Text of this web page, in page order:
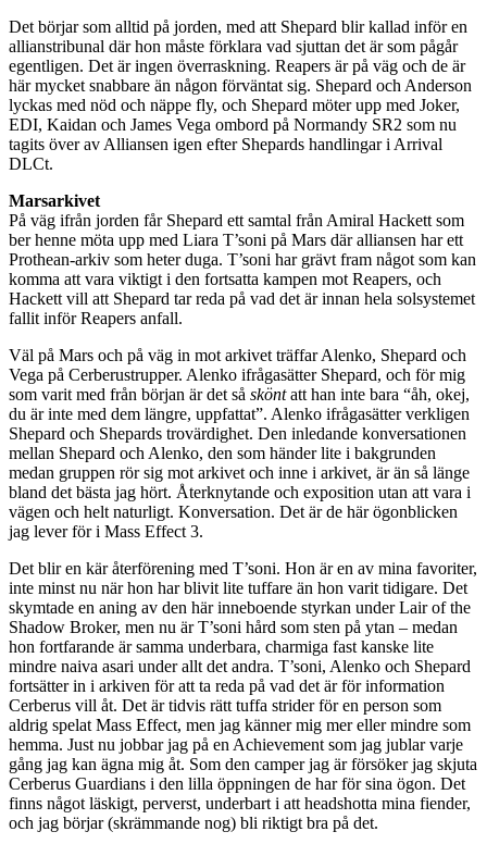
Det börjar som alltid på jorden, med att Shepard blir kallad inför en
allianstribunal där hon måste förklara vad sjuttan det är som pågår
egentligen. Det är ingen överraskning. Reapers är på väg och de är
här mycket snabbare än någon förväntat sig. Shepard och Anderson
lyckas med nöd och näppe fly, och Shepard möter upp med Joker,
EDI, Kaidan och James Vega ombord på Normandy SR2 som nu
tagits över av Alliansen igen efter Shepards handlingar i Arrival
DLCt.
Marsarkivet
På väg ifrån jorden får Shepard ett samtal från Amiral Hackett som
ber henne möta upp med Liara T’soni på Mars där alliansen har ett
Prothean-arkiv som heter duga. T’soni har grävt fram något som kan
komma att vara viktigt i den fortsatta kampen mot Reapers, och
Hackett vill att Shepard tar reda på vad det är innan hela solsystemet
fallit inför Reapers anfall.
Väl på Mars och på väg in mot arkivet träffar Alenko, Shepard och
Vega på Cerberustrupper. Alenko ifrågasätter Shepard, och för mig
som varit med från början är det så sköntatt han inte bara “åh, okej,
du är inte med dem längre, uppfattat”. Alenko ifrågasätter verkligen
Shepard och Shepards trovärdighet. Den inledande konversationen
mellan Shepard och Alenko, den som händer lite i bakgrunden
medan gruppen rör sig mot arkivet och inne i arkivet, är än så länge
bland det bästa jag hört. Återknytande och exposition utan att vara i
vägen och helt naturligt. Konversation. Det är de här ögonblicken
jag lever för i Mass Effect 3.
Det blir en kär återförening med T’soni. Hon är en av mina favoriter,
inte minst nu när hon har blivit lite tuffare än hon varit tidigare. Det
skymtade en aning av den här inneboende styrkan under Lair of the
Shadow Broker, men nu är T’soni hård som sten på ytan – medan
hon fortfarande är samma underbara, charmiga fast kanske lite
mindre naiva asari under allt det andra. T’soni, Alenko och Shepard
fortsätter in i arkiven för att ta reda på vad det är för information
Cerberus vill åt. Det är tidvis rätt tuffa strider för en person som
aldrig spelat Mass Effect, men jag känner mig mer eller mindre som
hemma. Just nu jobbar jag på en Achievement som jag jublar varje
gång jag kan ägna mig åt. Som den camper jag är försöker jag skjuta
Cerberus Guardians i den lilla öppningen de har för sina ögon. Det
finns något läskigt, perverst, underbart i att headshotta mina fiender,
och jag börjar (skrämmande nog) bli riktigt bra på det.